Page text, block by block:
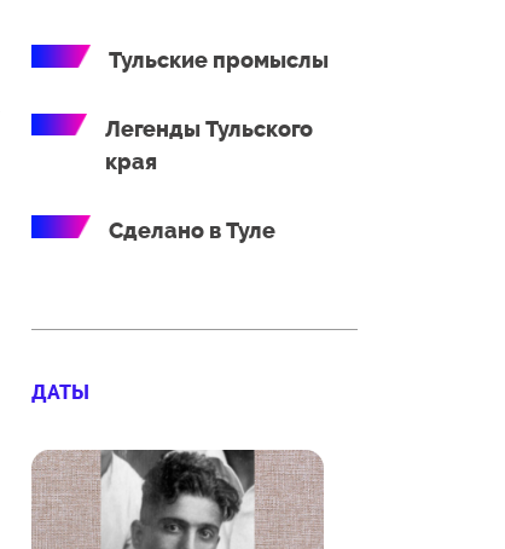
Тульские промыслы
Легенды Тульского
края
Сделано в Туле
ДАТЫ